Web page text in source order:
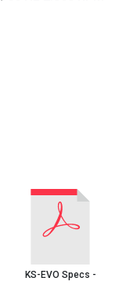
KS-EVO Specs -